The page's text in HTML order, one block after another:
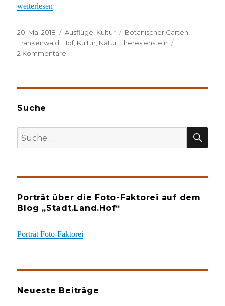
„Geopfad ist Traumpfad“
weiterlesen
Veröffentlicht
am
20. Mai 2018 Kategorien
Ausflüge Kultur Schlagwörter
Botanischer Garten
Frankenwald Hof, Kultur Natur ,Theresienstein
2 Kommentare
Suche
Suche
nach:
Porträt über die Foto-Faktorei auf dem
Blog „Stadt.Land.Hof“
Porträt Foto-Faktorei
Neueste Beiträge